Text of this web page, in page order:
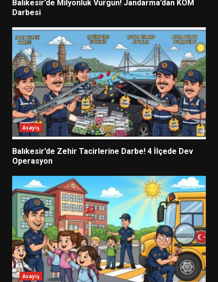
Balıkesir’de Milyonluk Vurgun! Jandarma’dan KOM
Darbesi
Asayiş
Balıkesir’de Zehir Tacirlerine Darbe! 4 İlçede Dev
Operasyon
Asayiş